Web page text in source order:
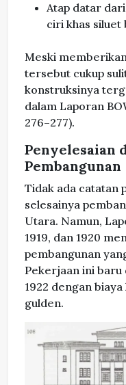
Atap datar
ciri khas siluet
Meski
tersebut cukup
konstruksinya
dalam Laporan
276–277).
Penyelesaian
Pembangunan
Tidak ada catatan
selesainya
Utara. Namun,
1919, dan 1920
pembangunan
Pekerjaan ini baru
1922 dengan
gulden.